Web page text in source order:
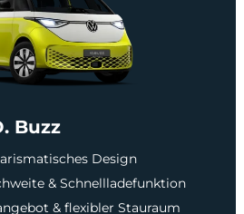
Buzz
Design
& Schnellladefunktion
& flexibler Stauraum